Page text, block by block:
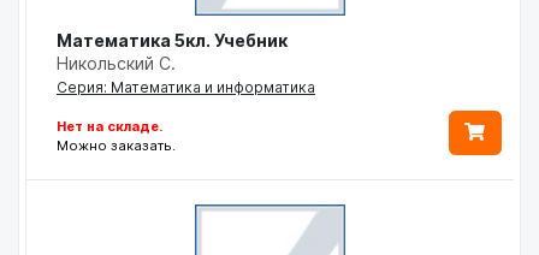
Математика 5кл. Учебник
Никольский С.
Серия: Математика и информатика
Нет на складе.
Можно заказать.